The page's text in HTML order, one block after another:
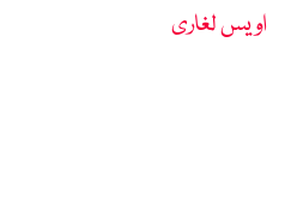
اویس لغاری